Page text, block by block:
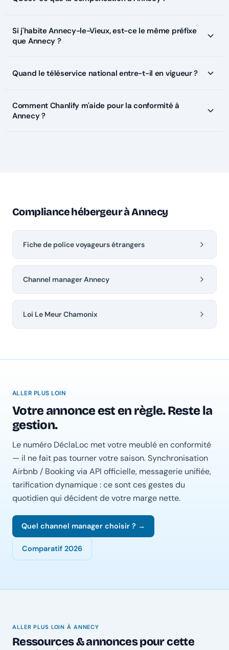
Si j'habite Annecy-le-Vieux, est-ce le même préfixe
que Annecy ?
Quand le téléservice national entre-t-il en vigueur ?
Comment Chanlify m'aide pour la conformité à
Annecy ?
Compliance hébergeur à Annecy
Fiche de police voyageurs étrangers
Channel manager Annecy
Loi Le Meur Chamonix
ALLER PLUS LOIN
Votre annonce est en règle. Reste la
gestion.
Le numéro DéclaLoc met votre meublé en conformité
— il ne fait pas tourner votre saison. Synchronisation
Airbnb / Booking via API officielle, messagerie unifiée,
tarification dynamique : ce sont ces gestes du
quotidien qui décident de votre marge nette.
Quel channel manager choisir ? →
Comparatif 2026
ALLER PLUS LOIN À ANNECY
Ressources & annonces pour cette